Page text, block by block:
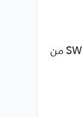
ساعة ذكية SW/60C من